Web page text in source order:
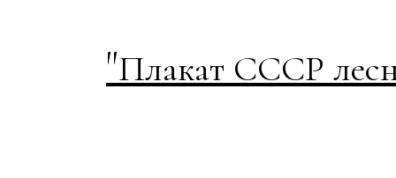
"Плакат СССР